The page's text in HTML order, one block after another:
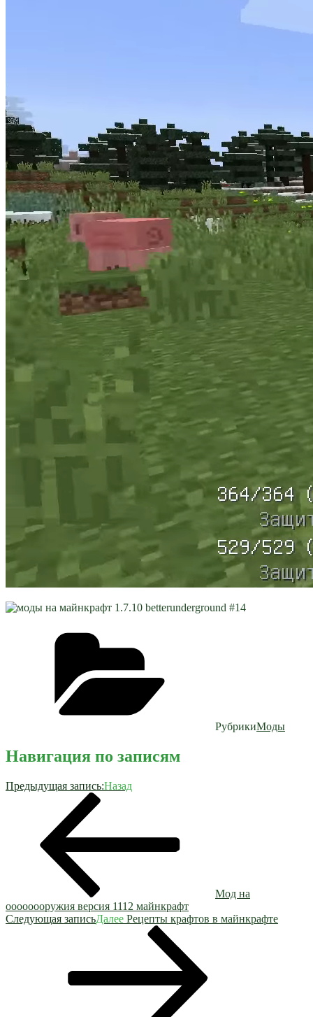
РубрикиМоды
Навигация по записям
Предыдущая запись:Назад
Мод на
оооооооружия версия 1112 майнкрафт
Следующая записьДалее Рецепты крафтов в майнкрафте